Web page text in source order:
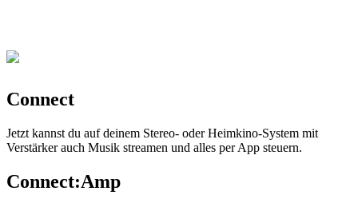
Connect
Jetzt kannst du auf deinem Stereo- oder Heimkino-System mit
Verstärker auch Musik streamen und alles per App steuern.
Connect:Amp